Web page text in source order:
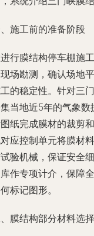
施工前的准备阶段
行膜结构停车棚施
场勘测，确认场地
的稳定性。针对三
当地近5年的气象
纸完成膜材的裁剪
应控制单元将膜材
验机械，保证安全
作专项计介，保障
标记图形。
膜结构部分材料选